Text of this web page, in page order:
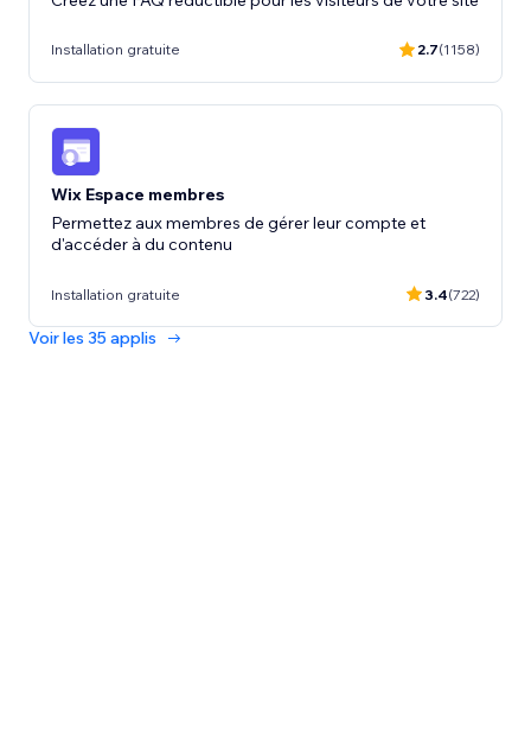
Installation gratuite 2.7(1158)
Wix Espace membres
Permettez aux membres de gérer leur compte et
d'accéder à du contenu
Installation gratuite 3.4(722)
Voir les 35 applis